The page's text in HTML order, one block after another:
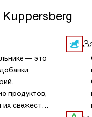
Kuppersberg
— это
продуктов,
свежесть.